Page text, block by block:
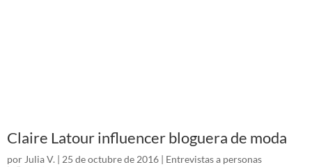
Claire Latour influencer bloguera de moda
por Julia V. | 25 de octubre de 2016 | Entrevistas a personas